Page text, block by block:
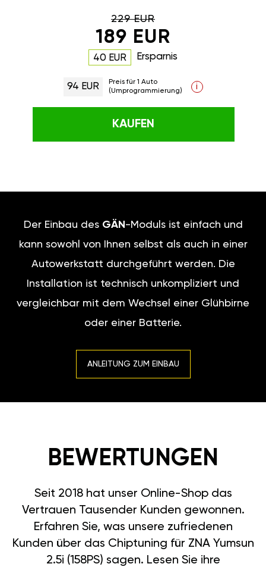
229 EUR
189 EUR
40 EUR Ersparnis
94 EUR
Preis für 1 Auto
(Umprogrammierung)
i
KAUFEN
Der Einbau des GÄN -Moduls ist einfach und
kann sowohl von Ihnen selbst als auch in einer
Autowerkstatt durchgeführt werden. Die
Installation ist technisch unkompliziert und
vergleichbar mit dem Wechsel einer Glühbirne
oder einer Batterie.
ANLEITUNG ZUM EINBAU
BEWERTUNGEN
Seit 2018 hat unser Online-Shop das
Vertrauen Tausender Kunden gewonnen.
Erfahren Sie, was unsere zufriedenen
Kunden über das Chiptuning für ZNA Yumsun
2.5i (158PS) sagen. Lesen Sie ihre